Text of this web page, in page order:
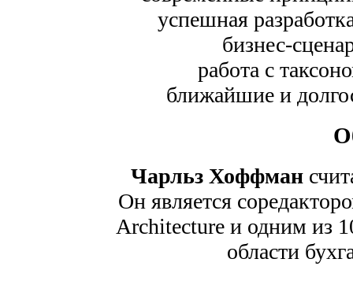
успешная
бизнес-
работа с
ближайшие и
Чарльз Хоффман
Он является
Architecture и одним из
области